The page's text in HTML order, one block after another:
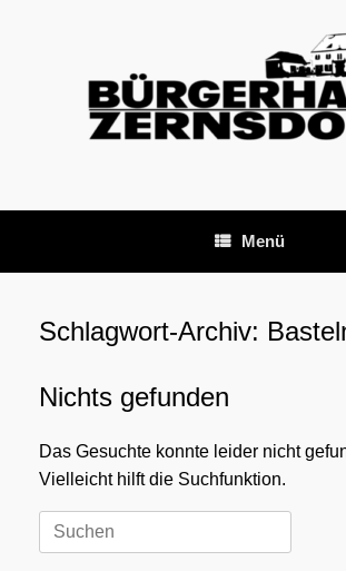
Menü
Schlagwort-Archiv:
Nichts gefunden
Das Gesuchte konnte leider nicht
Vielleicht hilft die Suchfunktion.
Suchen
nach: